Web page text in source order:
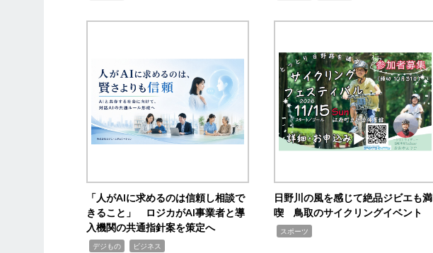
「人がAIに求めるのは信頼し相談で
きること」 ロジカがAI事業者と導
入機関の共通指針案を策定へ
デジもの ビジネス
日野川の風を感じて絶品ジビエも満
喫 鳥取のサイクリングイベント
スポーツ